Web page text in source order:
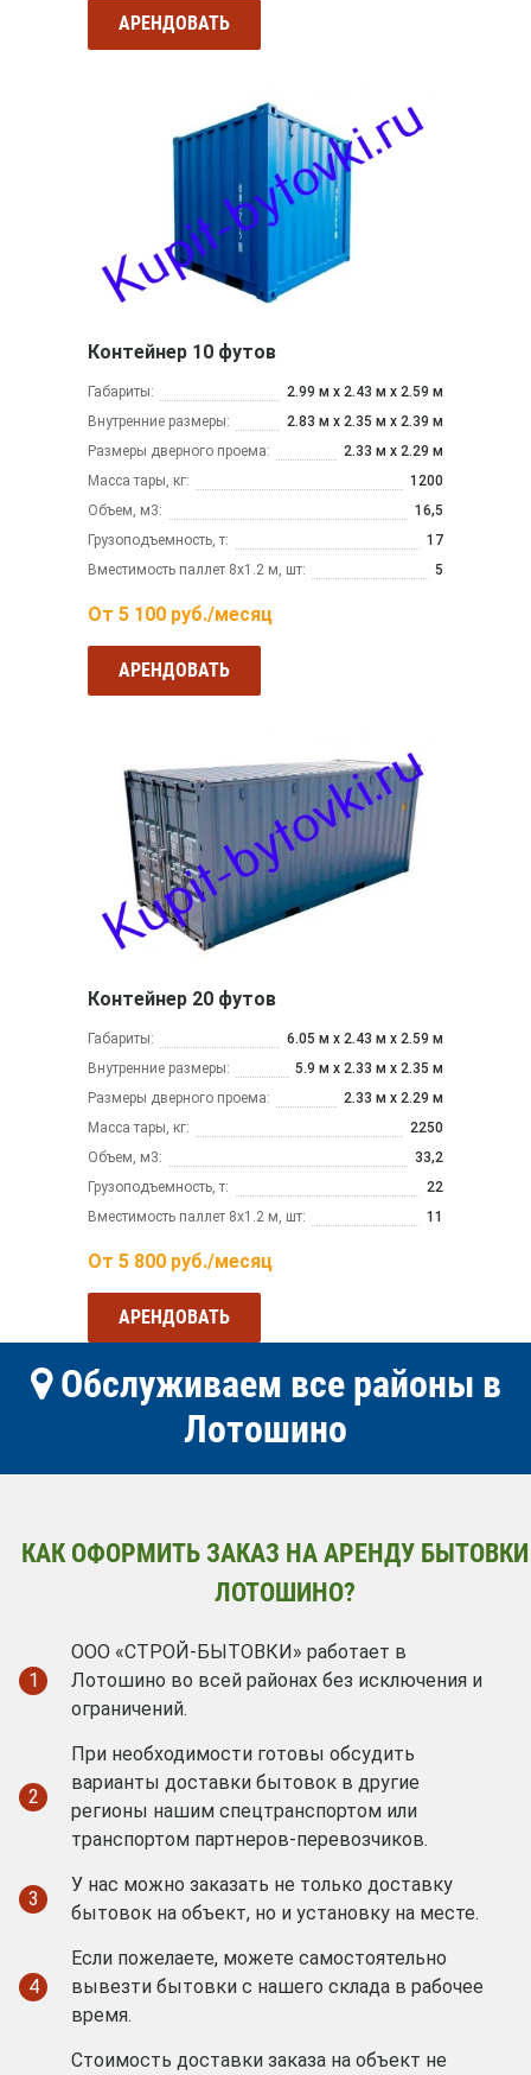
АРЕНДОВАТЬ
Контейнер 10 футов
Габариты:
2.99 м x 2.43 м х 2.59 м
Внутренние размеры:
2.83 м x 2.35 м х 2.39 м
Размеры дверного проема:
2.33 м х 2.29 м
Масса тары, кг:
1200
Объем, м3:
16,5
Грузоподъемность, т:
17
Вместимость паллет 8х1.2 м, шт:
5
От 5 100 руб./месяц
АРЕНДОВАТЬ
Контейнер 20 футов
Габариты:
6.05 м x 2.43 м х 2.59 м
Внутренние размеры:
5.9 м x 2.33 м х 2.35 м
Размеры дверного проема:
2.33 м х 2.29 м
Масса тары, кг:
2250
Объем, м3:
33,2
Грузоподъемность, т:
22
Вместимость паллет 8х1.2 м, шт:
11
От 5 800 руб./месяц
АРЕНДОВАТЬ
Обслуживаем все районы в
Лотошино
КАК ОФОРМИТЬ ЗАКАЗ НА АРЕНДУ БЫТОВКИ
ЛОТОШИНО?
1
ООО «СТРОЙ-БЫТОВКИ» работает в
Лотошино во всей районах без исключения и
ограничений.
2
При необходимости готовы обсудить
варианты доставки бытовок в другие
регионы нашим спецтранспортом или
транспортом партнеров-перевозчиков.
3
У нас можно заказать не только доставку
бытовок на объект, но и установку на месте.
4
Если пожелаете, можете самостоятельно
вывезти бытовки с нашего склада в рабочее
время.
Стоимость доставки заказа на объект не